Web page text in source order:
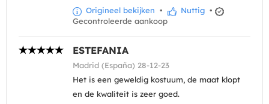
Origineel bekijken • Nuttig •
Gecontroleerde aankoop
ESTEFANIA
Madrid (España) 28-12-23
Het is een geweldig kostuum, de maat klopt
en de kwaliteit is zeer goed.